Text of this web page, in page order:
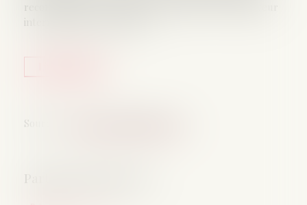
Source :
interrompt la prescription...